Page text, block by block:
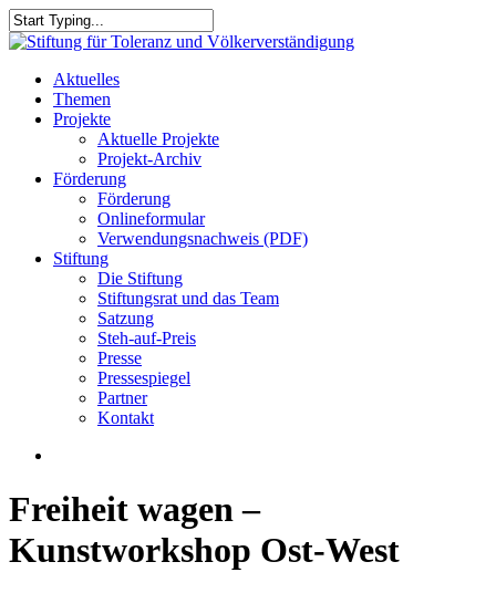
Skip
to
content
Close
search
Menu
Aktuelles
Themen
Projekte
Aktuelle Projekte
Projekt-Archiv
Förderung
Förderung
Onlineformular
Verwendungsnachweis (PDF)
Stiftung
Die Stiftung
Stiftungsrat und das Team
Satzung
Steh-auf-Preis
Presse
Pressespiegel
Partner
Kontakt
Freiheit wagen –
Kunstworkshop Ost-West